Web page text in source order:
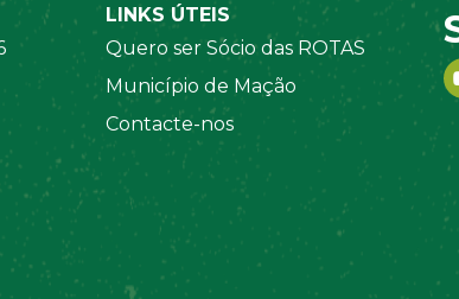
LINKS ÚTEIS
Quero ser Sócio das ROTAS
Município de Mação
Contacte-nos